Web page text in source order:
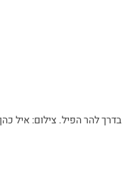
בדרך להר הפיל. צילום: איל כהן